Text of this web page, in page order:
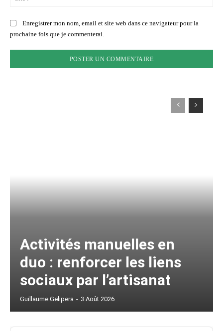
Enregistrer mon nom, email et site web dans ce navigateur pour la
prochaine fois que je commenterai.
Activités manuelles en
duo : renforcer les liens
sociaux par l’artisanat
Guillaume Gelipera - 3 Août 2026